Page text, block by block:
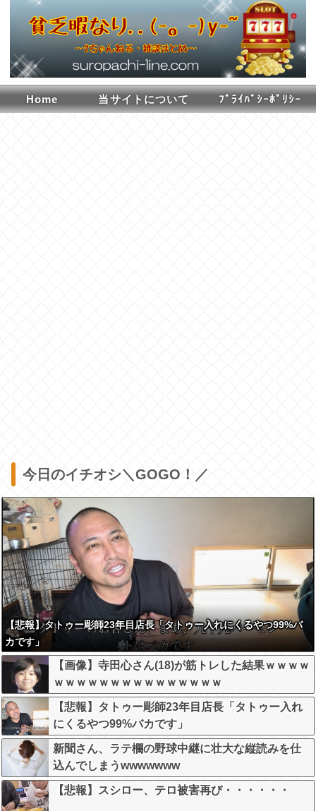
Home 当サイトについて ﾌﾟﾗｲﾊﾞｼｰﾎﾟﾘｼｰ
今日のイチオシ＼GOGO！／
【悲報】タトゥー彫師23年目店長「タトゥー入れにくるやつ99%バ
カです」
【画像】寺田心さん(18)が筋トレした結果ｗｗｗｗ
ｗｗｗｗｗｗｗｗｗｗｗｗｗｗｗ
【悲報】タトゥー彫師23年目店長「タトゥー入れ
にくるやつ99%バカです」
新聞さん、ラテ欄の野球中継に壮大な縦読みを仕
込んでしまうwwwwwww
【悲報】スシロー、テロ被害再び・・・・・・